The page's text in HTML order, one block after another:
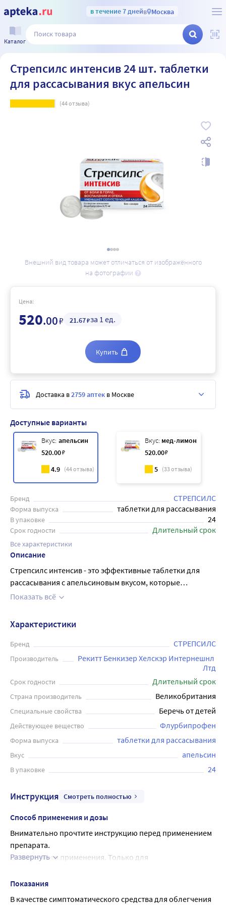
в течение 7 днейв Москва
Каталог
Стрепсилс интенсив 24 шт. таблетки
для рассасывания вкус апельсин
(44отзыва)
Внешний вид товара может отличаться от изображённого
на фотографии
Доступные варианты
Вкус: апельсин
520.00₽
4.9 (44отзыва)
Вкус: мед-лимон
520.00₽
5 (33отзыва)
Бренд СТРЕПСИЛС
Форма выпуска таблетки для рассасывания
В упаковке 24
Срок годности Длительный срок
Все характеристики
Описание
Стрепсилс интенсив - это эффективные таблетки для
рассасывания с апельсиновым вкусом, которые
помогают в борьбе с болезнями горла. Их
флурбипрофен, который помогают бороться с
бактериями и вирусами, вызывающими инфекционные
заболевания горла. Кроме того, Стрепсилс интенсив
обладает прекрасным вкусом апельсина, благодаря чему
таблетки легко растворяются во рту и позволяют быстро
укрепить защитные функции организма. Упаковка
содержит 24 таблетки, что позволяет дольше
наслаждаться полезными свойствами продукта.
Стрепсилс интенсив - это надежный помощник в борьбе с
простудой и другими заболеваниями горла, который
быстро справляется с неприятными симптомами и
позволяет вернуться к активной жизни.
Показать всё
Цена:
520.00₽ 21.67₽за 1 ед.
Купить
Доставка в2759 аптек в Москве
Характеристики
Бренд СТРЕПСИЛС
Производитель
Рекитт Бенкизер Хелскэр Интернешнл
Лтд
Срок годности Длительный срок
Страна производитель Великобритания
Специальные свойства Беречь от детей
Действующее вещество Флурбипрофен
Форма выпуска таблетки для рассасывания
Вкус апельсин
В упаковке 24
Инструкция Смотреть полностью
Способ применения и дозы
Внимательно прочтите инструкцию перед применением
препарата.
Для местного применения. Только для
Взрослые и дети старше 12 лет: медленно рассасывать по
Развернуть
Показания
В качестве симптоматического средства для облегчения